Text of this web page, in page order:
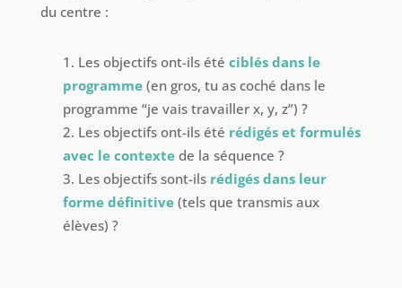
du centre :
Les objectifs ont-ils été ciblés dans le
programme(en gros, tu as coché dans le
programme “je vais travailler x, y, z”) ?
Les objectifs ont-ils été rédigés et formulés
avec le contextede la séquence ?
Les objectifs sont-ils rédigés dans leur
forme définitive(tels que transmis aux
élèves) ?